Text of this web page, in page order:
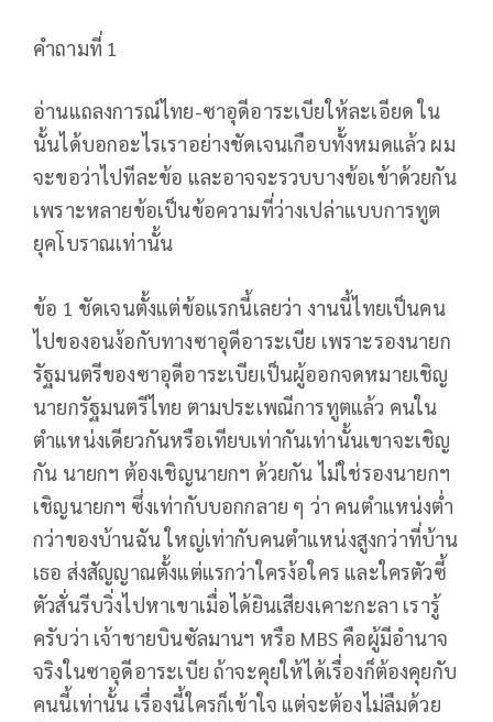
คำถามที่ 1
อ่านแถลงการณ์ไทย-ซาอุดีอาระเบียให้ละเอียด ใน
นั้นได้บอกอะไรเราอย่างชัดเจนเกือบทั้งหมดแล้ว ผม
จะขอว่าไปทีละข้อ และอาจจะรวบบางข้อเข้าด้วยกัน
เพราะหลายข้อเป็นข้อความที่ว่างเปล่าแบบการทูต
ยุคโบราณเท่านั้น
ข้อ 1 ชัดเจนตั้งแต่ข้อแรกนี้เลยว่า งานนี้ไทยเป็นคน
ไปของอนง้อกับทางซาอุดีอาระเบีย เพราะรองนายก
รัฐมนตรีของซาอุดีอาระเบียเป็นผู้ออกจดหมายเชิญ
นายกรัฐมนตรีไทย ตามประเพณีการทูตแล้ว คนใน
ตำแหน่งเดียวกันหรือเทียบเท่ากันเท่านั้นเขาจะเชิญ
กัน นายกฯ ต้องเชิญนายกฯ ด้วยกัน ไม่ใช่รองนายกฯ
เชิญนายกฯ ซึ่งเท่ากับบอกกลาย ๆ ว่า คนตำแหน่งต่ำ
กว่าของบ้านฉัน ใหญ่เท่ากับคนตำแหน่งสูงกว่าที่บ้าน
เธอ ส่งสัญญาณตั้งแต่แรกว่าใครง้อใคร และใครตัวซี้
ตัวสั่นรีบวิ่งไปหาเขาเมื่อได้ยินเสียงเคาะกะลา เรารู้
ครับว่า เจ้าชายบินซัลมานฯ หรือ MBS คือผู้มีอำนาจ
จริงในซาอุดีอาระเบีย ถ้าจะคุยให้ได้เรื่องก็ต้องคุยกับ
คนนี้เท่านั้น เรื่องนี้ใครก็เข้าใจ แต่จะต้องไม่ลืมด้วย